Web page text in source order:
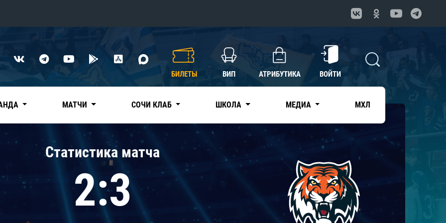
Трактор
Дивизион Чернышева
БИЛЕТЫ ВИП АТРИБУТИКА ВОЙТИ
МАТЧИ СОЧИ КЛАБ ШКОЛА МЕДИА МХЛ
Статистика матча
2:3